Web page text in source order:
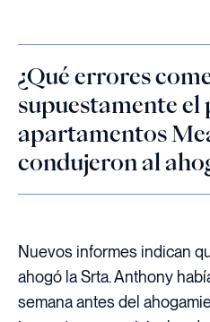
¿Qué errores
supuestamente el
apartamentos
condujeron al
Nuevos informes indican
ahogó la Srta. Anthony
semana antes del